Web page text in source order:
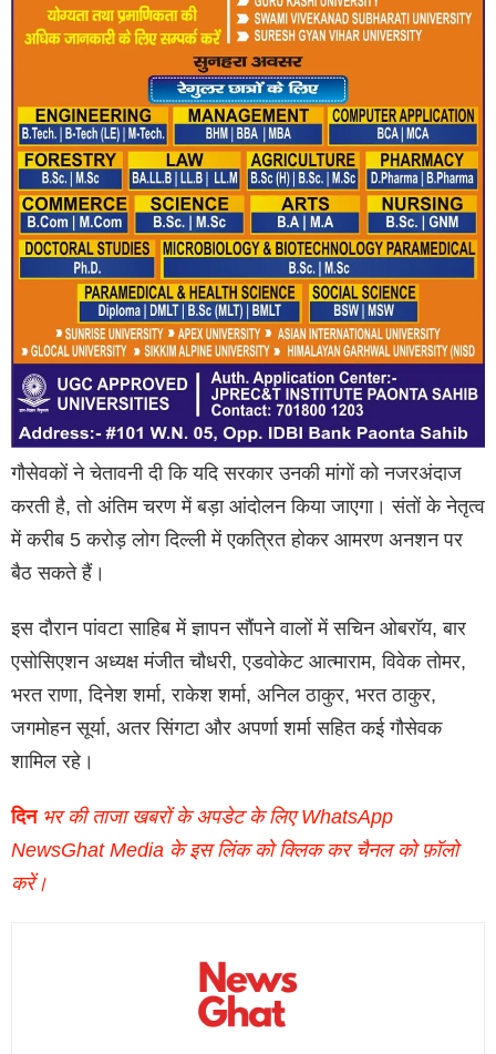
गौसेवकों ने चेतावनी दी कि यदि सरकार उनकी मांगों को नजरअंदाज
करती है, तो अंतिम चरण में बड़ा आंदोलन किया जाएगा। संतों के नेतृत्व
में करीब 5 करोड़ लोग दिल्ली में एकत्रित होकर आमरण अनशन पर
बैठ सकते हैं।
इस दौरान पांवटा साहिब में ज्ञापन सौंपने वालों में सचिन ओबराॅय, बार
एसोसिएशन अध्यक्ष मंजीत चौधरी, एडवोकेट आत्माराम, विवेक तोमर,
भरत राणा, दिनेश शर्मा, राकेश शर्मा, अनिल ठाकुर, भरत ठाकुर,
जगमोहन सूर्या, अतर सिंगटा और अपर्णा शर्मा सहित कई गौसेवक
शामिल रहे।
दिनभर की ताजा खबरों के अपडेट के लिए WhatsApp
NewsGhat Media के इस लिंक को क्लिक कर चैनल को फ़ॉलो
करें।